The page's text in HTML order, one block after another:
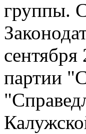
группы.
сентября
партии